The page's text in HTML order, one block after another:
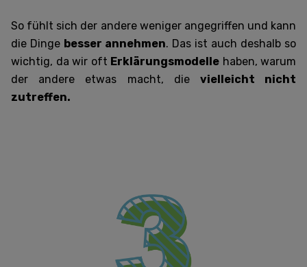
So fühlt sich der andere weniger angegriffen und kann
die Dinge besser annehmen. Das ist auch deshalb so
wichtig, da wir oft Erklärungsmodelle haben, warum
der andere etwas macht, die vielleicht nicht
zutreffen.